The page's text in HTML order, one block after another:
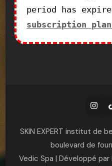
period has
subscription
SKIN EXPERT institut de
boulevard de
Vedic Spa | Développé par